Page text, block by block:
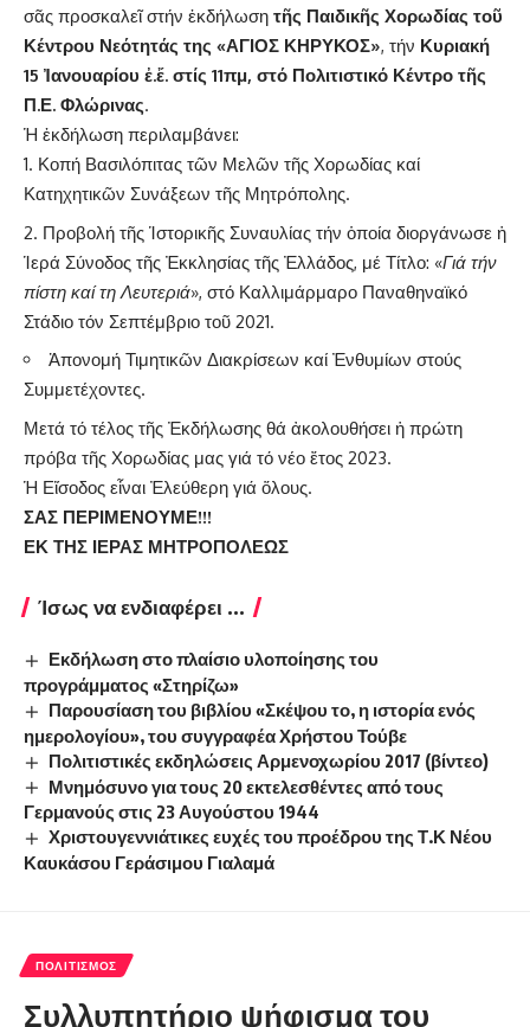
σᾶς προσκαλεῖ στήν ἐκδήλωση τῆς Παιδικῆς Χορωδίας τοῦ
Κέντρου Νεότητάς της «ΑΓΙΟΣ ΚΗΡΥΚΟΣ», τήν Κυριακή
15 Ἰανουαρίου ἐ.ἔ. στίς 11πμ, στό Πολιτιστικό Κέντρο τῆς
Π.Ε. Φλώρινας.
Ἡ ἐκδήλωση περιλαμβάνει:
Κοπή Βασιλόπιτας τῶν Μελῶν τῆς Χορωδίας καί
Κατηχητικῶν Συνάξεων τῆς Μητρόπολης.
Προβολή τῆς Ἱστορικῆς Συναυλίας τήν ὁποία διοργάνωσε ἡ
Ἱερά Σύνοδος τῆς Ἐκκλησίας τῆς Ἐλλάδος, μέ Τίτλο: «Γιά τήν
πίστη καί τη Λευτεριά», στό Καλλιμάρμαρο Παναθηναϊκό
Στάδιο τόν Σεπτέμβριο τοῦ 2021.
Ἀπονομή Τιμητικῶν Διακρίσεων καί Ἐνθυμίων στούς
Συμμετέχοντες.
Μετά τό τέλος τῆς Ἐκδήλωσης θά ἀκολουθήσει ἡ πρώτη
πρόβα τῆς Χορωδίας μας γιά τό νέο ἔτος 2023.
Ἡ Εἴσοδος εἶναι Ἐλεύθερη γιά ὅλους.
ΣΑΣ ΠΕΡΙΜΕΝΟΥΜΕ!!!
ΕΚ ΤΗΣ ΙΕΡΑΣ ΜΗΤΡΟΠΟΛΕΩΣ
Ίσως να ενδιαφέρει ...
Εκδήλωση στο πλαίσιο υλοποίησης του
προγράμματος «Στηρίζω»
Παρουσίαση του βιβλίου «Σκέψου το, η ιστορία ενός
ημερολογίου», του συγγραφέα Χρήστου Τούβε
Πολιτιστικές εκδηλώσεις Αρμενοχωρίου 2017 (βίντεο)
Μνημόσυνο για τους 20 εκτελεσθέντες από τους
Γερμανούς στις 23 Αυγούστου 1944
Χριστουγεννιάτικες ευχές του προέδρου της Τ.Κ Νέου
Καυκάσου Γεράσιμου Γιαλαμά
ΠΟΛΙΤΙΣΜΌΣ
Συλλυπητήριο ψήφισμα του